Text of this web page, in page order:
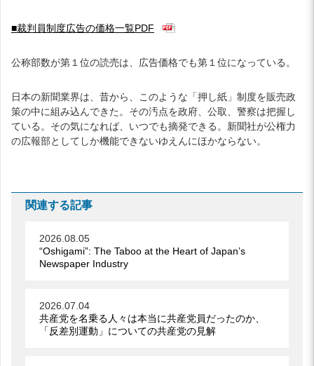
■裁判員制度広告の価格一覧PDF
公称部数が第１位の読売は、広告価格でも第１位になっている。
日本の新聞業界は、昔から、このような「押し紙」制度を販売政
策の中に組み込んできた。その汚点を政府、公取、警察は把握し
ている。その気になれば、いつでも摘発できる。新聞社が公権力
の広報部としてしか機能できないゆえんにほかならない。
関連する記事
2026.08.05
“Oshigami”: The Taboo at the Heart of Japan’s
Newspaper Industry
2026.07.04
共産党を名乗る人々は本当に共産党員だったのか、
「反差別運動」についての共産党の見解